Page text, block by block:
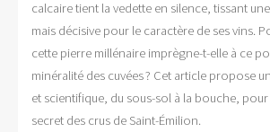
calcaire tient la vedette en silence, tissant
mais décisive pour le caractère de ses vins.
cette pierre millénaire imprègne-t-elle à ce
minéralité des cuvées ? Cet article propose
et scientifique, du sous-sol à la bouche,
secret des crus de Saint-Émilion.